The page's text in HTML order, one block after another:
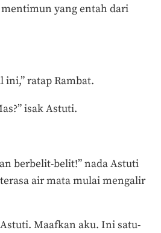
yang entah dari
ini,” ratap Rambat.
isak Astuti.
berbelit-belit!” nada Astuti
air mata mulai mengalir
Maafkan aku. Ini satu-